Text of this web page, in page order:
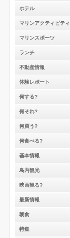
ホテル
マリンアクティビティ
マリンスポーツ
ランチ
不動産情報
体験レポート
何する?
何それ?
何買う?
何食べる?
基本情報
島内観光
映画観る?
最新情報
朝食
特集